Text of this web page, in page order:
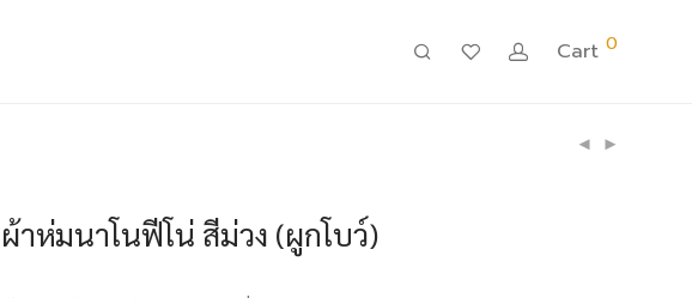
Cart 0
ผ้าห่มนาโนฟีโน่ สีม่วง (ผูกโบว์)